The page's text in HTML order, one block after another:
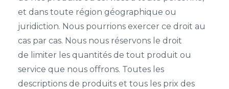
et dans toute région géographique ou
juridiction. Nous pourrions exercer ce droit au
cas par cas. Nous nous réservons le droit
de limiter les quantités de tout produit ou
service que nous offrons. Toutes les
descriptions de produits et tous les prix des